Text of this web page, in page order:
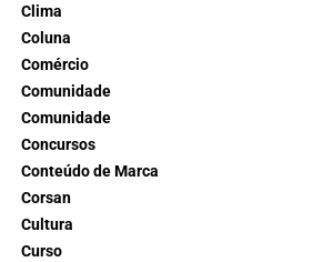
Clima
Coluna
Comércio
Comunidade
Comunidade
Concursos
Conteúdo de Marca
Corsan
Cultura
Curso